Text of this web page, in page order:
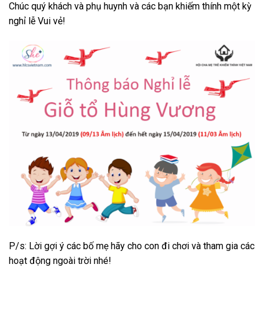
Chúc quý khách và phụ huynh và các bạn khiếm thính một kỳ
nghỉ lễ Vui vẻ!
P/s: Lời gợi ý các bố mẹ hãy cho con đi chơi và tham gia các
hoạt động ngoài trời nhé!